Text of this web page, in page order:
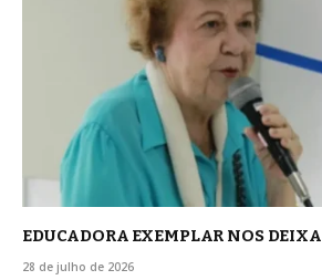
EDUCADORA EXEMPLAR NOS DEIXA
28 de julho de 2026